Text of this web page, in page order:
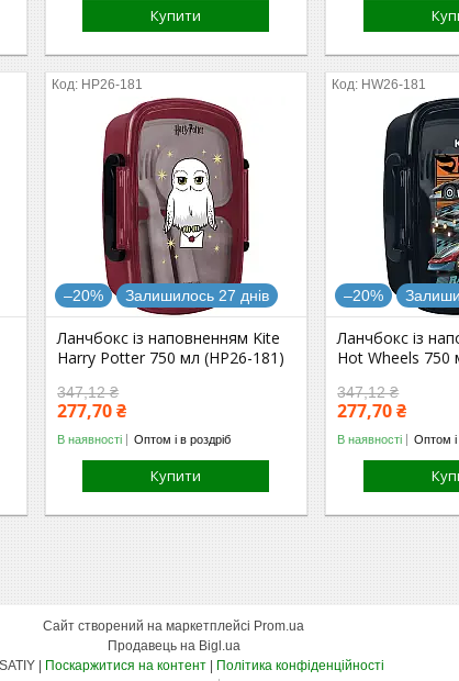
Купити
HP26-181
–20% Залишилось 27 днів
Ланчбокс із наповненням Kite
Harry Potter 750 мл (HP26-181)
347,12 ₴
277,70 ₴
В наявності Оптом і в роздріб
Купити
HW26-181
–20%
Ланчбокс із
Hot Wheels 750
347,12 ₴
277,70 ₴
В наявності Оптом і
Сайт створений на маркетплейсі Prom.ua
Продавець на Bigl.ua
Поскаржитися на контент
Політика конфіденційності